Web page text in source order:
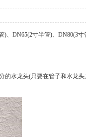
)、DN65(2寸半管)、DN80(3寸
的水龙头(只要在管子和水龙